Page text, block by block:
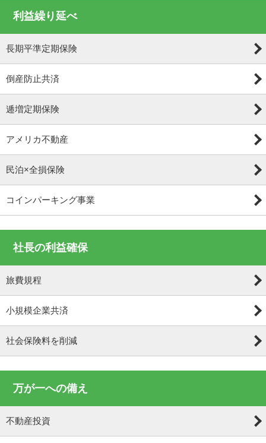
利益繰り延べ
長期平準定期保険
倒産防止共済
逓増定期保険
アメリカ不動産
民泊×全損保険
コインパーキング事業
社長の利益確保
旅費規程
小規模企業共済
社会保険料を削減
万が一への備え
不動産投資